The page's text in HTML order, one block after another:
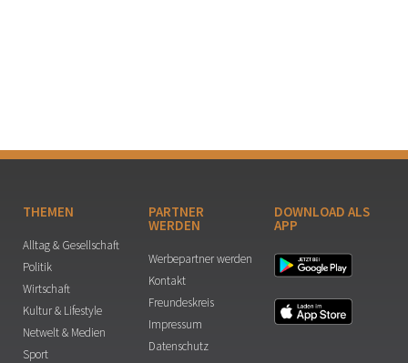
THEMEN
Alltag & Gesellschaft
Politik
Wirtschaft
Kultur & Lifestyle
Netwelt & Medien
Sport
PARTNER
WERDEN
Werbepartner werden
Kontakt
Freundeskreis
Impressum
Datenschutz
DOWNLOAD ALS
APP